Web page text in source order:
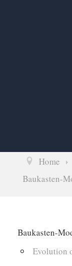
Home
Baukasten-
Baukasten-
Evolution